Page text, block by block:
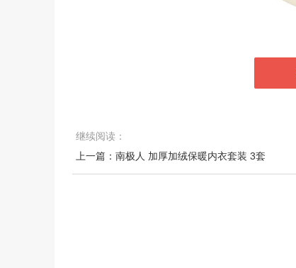
继续阅读：
上一篇：南极人 加厚加绒保暖内衣套装 3套